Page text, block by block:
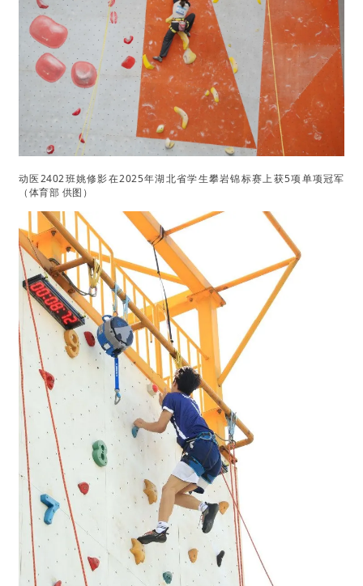
动医2402班姚修影在2025年湖北省学生攀岩锦标赛上获5项单项冠军
（体育部 供图）